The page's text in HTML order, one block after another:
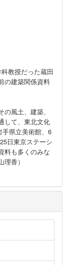
教授だった蔵田
の建築関係資料
風土、建築、
して、東北文化
県立美術館、6
日東京ステーシ
料も多くのみな
香）